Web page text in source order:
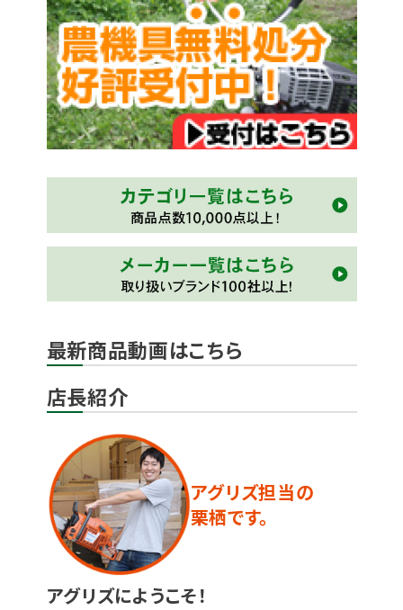
最新商品動画はこちら
店長紹介
アグリズ担当の
栗栖です。
アグリズにようこそ！